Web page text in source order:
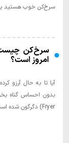
سرخ‌کن خوب هستید یا
سرخ‌کن چیست؟
امروز است؟
آیا تا به حال آرزو
Fryer) دگرگون شده است.